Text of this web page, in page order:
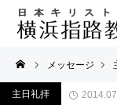
メッセージ
主日礼拝